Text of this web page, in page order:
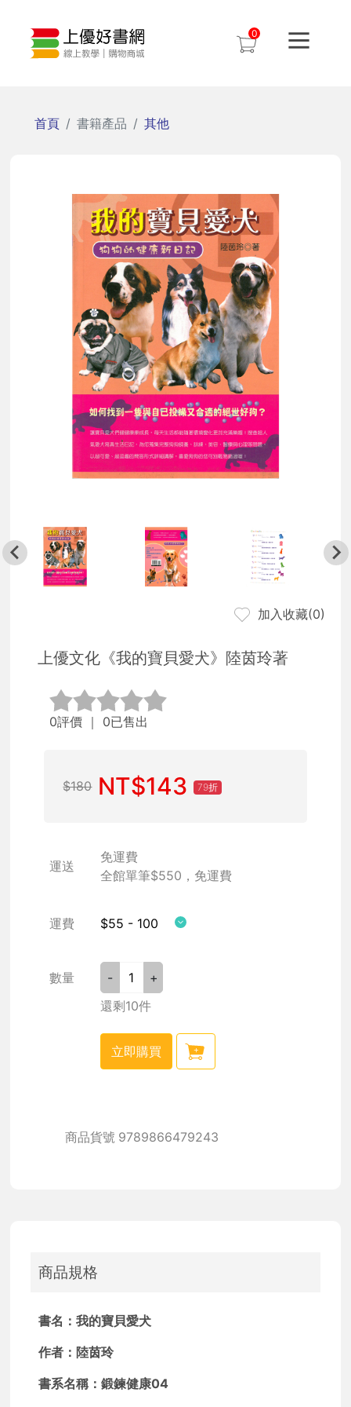
0
首頁 書籍產品 其他
加入收藏(0)
上優文化《我的寶貝愛犬》陸茵玲著
0評價 ｜ 0已售出
$180 NT$143 79折
運送
免運費
全館單筆$550，免運費
運費 $55 - 100
數量 -
+
還剩10件
立即購買
商品貨號 9789866479243
商品規格
書名：我的寶貝愛犬
作者：陸茵玲
書系名稱：鍛鍊健康04